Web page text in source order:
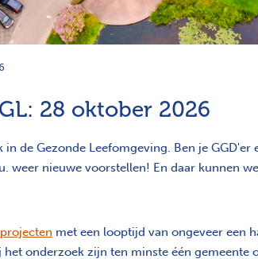
28 oktober 2026
de Gezonde Leefomgeving. Ben je
weer nieuwe voorstellen! En daar kunnen
met een looptijd van ongeveer een
onderzoek zijn ten minste één